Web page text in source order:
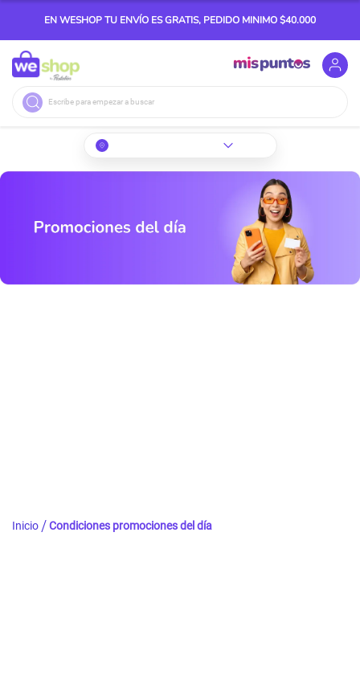
EN WESHOP TU ENVÍO ES GRATIS, PEDIDO MINIMO $40.000
Buscar
Inicio Condiciones promociones del día